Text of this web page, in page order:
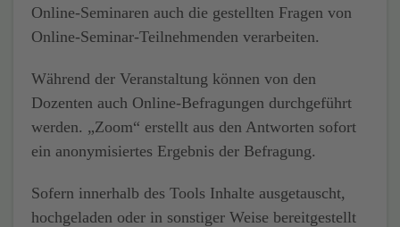
Online-Seminaren auch die gestellten Fragen von
Online-Seminar-Teilnehmenden verarbeiten.
Während der Veranstaltung können von den
Dozenten auch Online-Befragungen durchgeführt
werden. „Zoom“ erstellt aus den Antworten sofort
ein anonymisiertes Ergebnis der Befragung.
Sofern innerhalb des Tools Inhalte ausgetauscht,
hochgeladen oder in sonstiger Weise bereitgestellt